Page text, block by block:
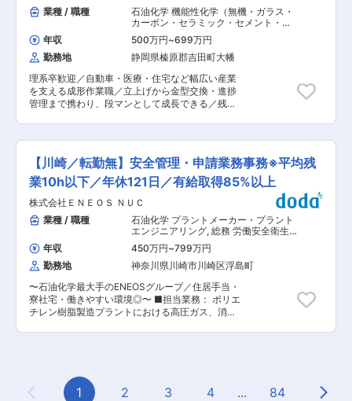
主体的に改善活動を推進いただきます。 ■業務の
特徴 設備保全だけでなく、工事管理や改善活動に
も深く関わるポジションです。社内の製造部門や
外部業者との調整業務が多く、高いコミュニケー
ション力を発揮しながら工場運営を支える重要な
役割を担います。 ■求人魅力 ・年収800万円程度
まで検討可能。転居が必要な場合は住宅手当もあ
り、経験を正当に評価する処遇制度が整っていま
もありません。計画的な休日出勤は月1回程度
で、月平均残業も10時間程度と働きやすい環境で
バル会議へ参加可能。外資系企業ならではの幅広
いキャリア形成を実現できます。 変更の範囲：会
社の定める業務
代〜50代まで幅広い年齢構成の組織で、それぞれ
の 経験や知見を共有しながら成長できる環境で
す。 ■働き方 フレックス勤務可能 テレワーク可
能（会社ルールに準拠（現状50％以上出社） ■
キャリアパス 入社後は、まずグローバルにおける
為替・資金調達業務、グループ会社に対する財務
支援、グループ財務ガバナンス体制の強化を中心
に担当いただきます。その後は適性やキャリアの
志向に応じて、事業企画部や経営企画部、経理部
等へのキャリア展開も可能です。 将来的には財務
キ、有機顔料、PPSコンパウンドで世界トップシ
ェアの総合化学メーカーです。また、1980年代か
ら欧米やアジアへ積極的な事業展開を進め、現
在、DICグループは世界の60を超える国と地域に
おいてグローバルに事業展開しています。現在、
それぞれの製品・技術がグローバル市場での確固
たる地位を築き、DICグループは「印刷イン
キ」、「有機顔料」、「PPSコンパウンド」で世
界シェア1位を誇っています。 変更の範囲：会社
の定める業務
業種 / 職種
石油化学 機能性化学（無機・ガラス・
カーボン・セラミック・セメント・窯
業）, 組立・その他製造職 製造・生産
オペレーター
年収 500万円~699万円
勤務地
静岡県榛原郡吉田町大幡
理系卒歓迎／自動車・医療・住宅など幅広い産業
を支える成形作業職／立上げから金型交換・進捗
管理まで携わり、段マンとして成長できる／残業
域においてプラスチック製品の企画〜開発〜生産
まで一貫体制で担う当社にて、成形オペレーター
を担当いただきます。(交代勤務となります) ■業
務内容 ・成形作業、立上げ、金型交換、進捗管理
(交替勤務となります) ■研修・育成 基本的には現
場でのOJTにて育成予定となっております。 ■当
社の特徴： 【県内トップクラスのプラスチックメ
ーカーとしての安定基盤！】 企画・開発・生産の
一貫体制によりお客様の多様なニーズにお応えす
ることで、開発提案型パートナー企業として高い
信頼を獲得しています。 【働き方・福利厚生◎】
年間休日120日（土日休み）、平均有給取得日数
14.0日、男女ともに産休育休取得実績ありと働き
やすい環境が整っています。長期就業する社員が
多いことも特徴です。※平均勤続年数16.6年 ■ト
ピックス： （1）プラスチック製品の「企画〜開
出成形・押出成形を軸にした高い技術力 ・大型〜
精密まで対応できる多様な成形設備・技術を保有
【川崎／転勤無】安全管理・申請業務事務※平均残
業10h以下／年休121日／有給取得85%以上
株式会社ＥＮＥＯＳ ＮＵＣ
業種 / 職種
石油化学 プラントメーカー・プラント
エンジニアリング, 総務 労働安全衛生
（EHS・HSE）
年収 450万円~799万円
勤務地
神奈川県川崎市川崎区浮島町
〜石油化学最大手のENEOSグループ／住居手当・
寮社宅・働きやすい環境◎〜 ■担当業務： ポリエ
チレン樹脂製造プラントにおける高圧ガス、消防
の精査・作成サポート ・官庁への申請要否確認/
法規確認 ・その他官庁報告書類(定期報告書類含
1 2 3 4 ... 84